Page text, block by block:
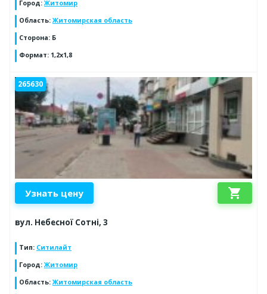
Город: Житомир
Область: Житомирская область
Сторона: Б
Формат: 1,2х1,8
265630
Узнать цену shopping_cart
вул. Небесної Сотні, 3
Тип: Ситилайт
Город: Житомир
Область: Житомирская область